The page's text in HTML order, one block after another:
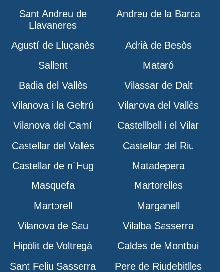
Sant Andreu de
Llavaneres
Andreu de la Barca
Agustí de Lluçanès
Adrià de Besòs
Sallent
Mataró
Badia del Vallès
Vilassar de Dalt
Vilanova i la Geltrú
Vilanova del Vallès
Vilanova del Camí
Castellbell i el Vilar
Castellar del Vallès
Castellar del Riu
Castellar de n´Hug
Matadepera
Masquefa
Martorelles
Martorell
Marganell
Vilanova de Sau
Vilalba Sasserra
Hipòlit de Voltregà
Caldes de Montbui
Sant Feliu Sasserra
Pere de Riudebitlles